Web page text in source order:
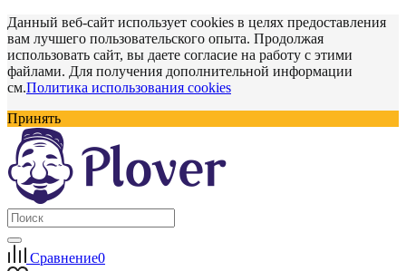
Данный веб-сайт использует cookies в целях предоставления
вам лучшего пользовательского опыта. Продолжая
использовать сайт, вы даете согласие на работу с этими
файлами. Для получения дополнительной информации
см.Политика использования cookies
Принять
Сравнение0